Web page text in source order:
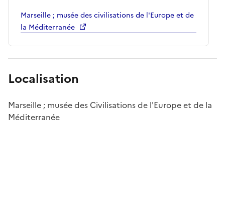
Marseille ; musée des civilisations de l'Europe et de
la Méditerranée
Localisation
Marseille ; musée des Civilisations de l'Europe et de la
Méditerranée